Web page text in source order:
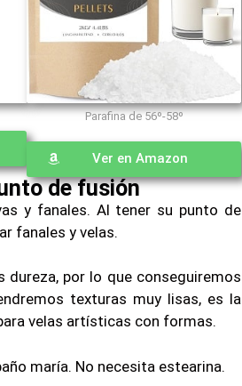
Parafina de 56º-58º
Ver en Amazon
de fusión
y fanales. Al tener su punto de
fanales y velas.
por lo que conseguiremos
texturas muy lisas, es la
velas artísticas con formas.
maría. No necesita estearina.